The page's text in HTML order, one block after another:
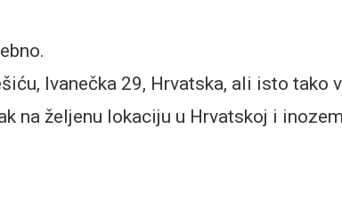
Ivanečka 29, Hrvatska, ali isto tako
na željenu lokaciju u Hrvatskoj i